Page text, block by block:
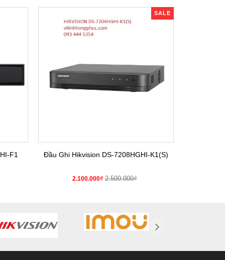
F1
SALE
Đầu Ghi Hikvision DS-7208HGHI-K1(S)
2.100.000₫ 2.500.000₫